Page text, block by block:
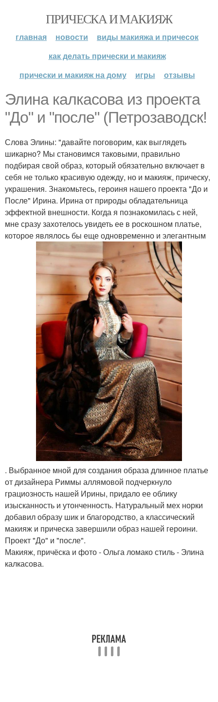
ПРИЧЕСКА И МАКИЯЖ
главная новости
виды макияжа и причесок
как делать прически и макияж
прически и макияж на дому
игры отзывы
Элина калкасова из проекта
"До" и "после" (Петрозаводск!
Слова Элины: "давайте поговорим, как выглядеть
шикарно? Мы становимся таковыми, правильно
подбирая свой образ, который обязательно включает в
себя не только красивую одежду, но и макияж, прическу,
украшения. Знакомьтесь, героиня нашего проекта "До и
После" Ирина. Ирина от природы обладательница
эффектной внешности. Когда я познакомилась с ней,
мне сразу захотелось увидеть ее в роскошном платье,
которое являлось бы еще одновременно и элегантным
. Выбранное мной для создания образа длинное платье
от дизайнера Риммы аллямовой подчеркнуло
грациозность нашей Ирины, придало ее облику
изысканность и утонченность. Натуральный мех норки
добавил образу шик и благородство, а классический
макияж и прическа завершили образ нашей героини.
Проект "До" и "после".
Макияж, причёска и фото - Ольга ломако стиль - Элина
калкасова.